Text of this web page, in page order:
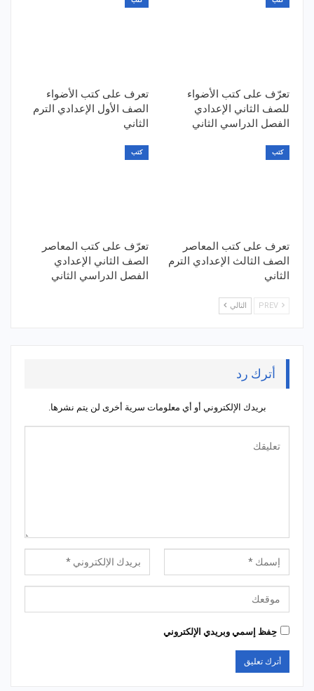
تعرّف على كتب الأضواء
للصف الثاني الإعدادي
الفصل الدراسي الثاني
تعرف على كتب الأضواء
الصف الأول الإعدادي الترم
الثاني
كتب
تعرف على كتب المعاصر
الصف الثالث الإعدادي الترم
الثاني
كتب
تعرّف على كتب المعاصر
الصف الثاني الإعدادي
الفصل الدراسي الثاني
التالي
أترك رد
بريدك الإلكتروني أو أي معلومات سرية أخرى لن يتم نشرها.
حِفظ إسمي وبريدي الإلكتروني